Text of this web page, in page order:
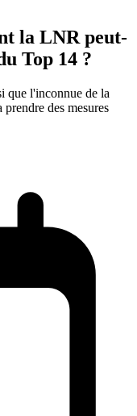
la LNR peut-
Top 14 ?
que l'inconnue de la
des mesures